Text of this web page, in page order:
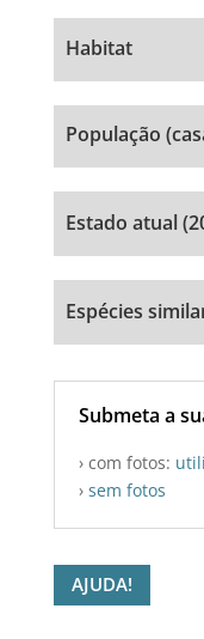
Habitat
População
Estado atual
Espécies
Submeta a
› com fotos:
› sem fotos
AJUDA!